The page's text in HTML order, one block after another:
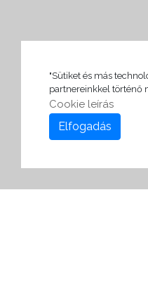
"Sütiket és más
partnereinkkel történő
Cookie leírás
Elfogadás